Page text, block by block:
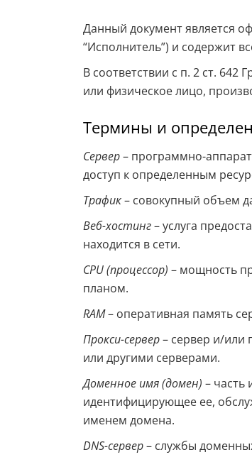
Данный документ является
“Исполнитель”) и содержит
В соответствии с п. 2 ст.
или физическое лицо,
Термины и
Сервер– программно-
доступ к определенным
Трафик– совокупный объем
Веб-хостинг– услуга
находится в сети.
CPU (процессор) – мощность
планом.
RAM– оперативная память
Прокси-сервер– сервер и/или
или другими серверами.
Доменное имя (домен) – часть
идентифицирующее ее,
именем домена.
DNS-сервер– службы